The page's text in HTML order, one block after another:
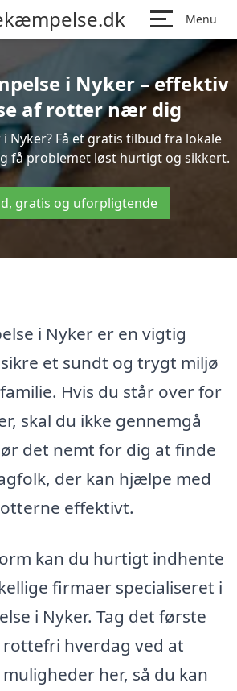
Menu
i Nyker – effektiv
af rotter nær dig
Nyker? Få et gratis tilbud fra lokale
få problemet løst hurtigt og sikkert.
gratis og uforpligtende
i Nyker er en vigtig
et sundt og trygt miljø
Hvis du står over for
skal du ikke gennemgå
det nemt for dig at finde
der kan hjælpe med
effektivt.
kan du hurtigt indhente
firmaer specialiseret i
i Nyker. Tag det første
hverdag ved at
her, så du kan